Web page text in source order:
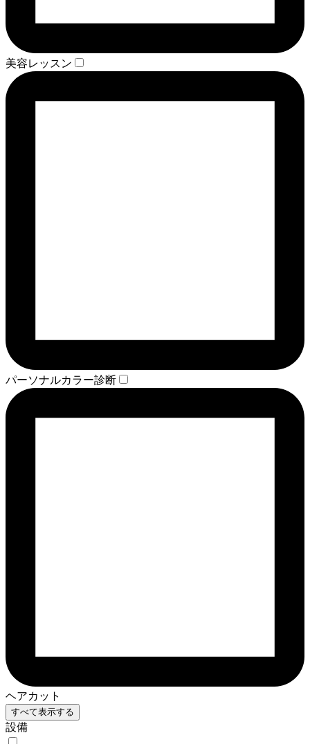
美容レッスン
パーソナルカラー診断
ヘアカット
すべて表示する
設備